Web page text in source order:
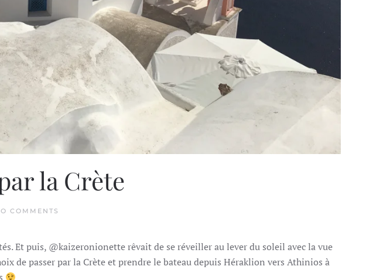
la Crète
COMMENTS
SANTORIN
PASSANT
Et puis, @kaizeronionette rêvait de se réveiller au lever du soleil avec la vue
de passer par la Crète et prendre le bateau depuis Héraklion vers Athinios à